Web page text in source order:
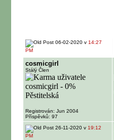
06-02-2020 v 14:27
PM
cosmicgirl
Stálý Člen
Registrován: Jun 2004
Příspěvků: 97
26-11-2020 v 19:12
PM